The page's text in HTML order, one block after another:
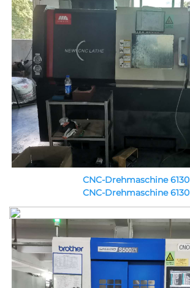
CNC-Drehmaschine 6130
CNC-Drehmaschine 6130